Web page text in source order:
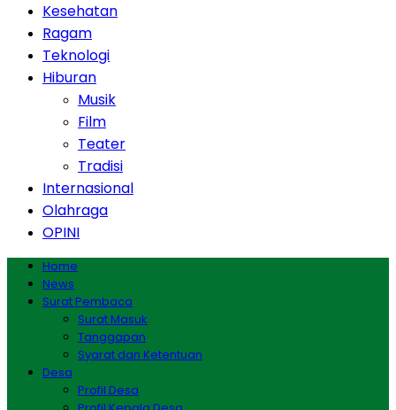
Kesehatan
Ragam
Teknologi
Hiburan
Musik
Film
Teater
Tradisi
Internasional
Olahraga
OPINI
Home
News
Surat Pembaca
Surat Masuk
Tanggapan
Syarat dan Ketentuan
Desa
Profil Desa